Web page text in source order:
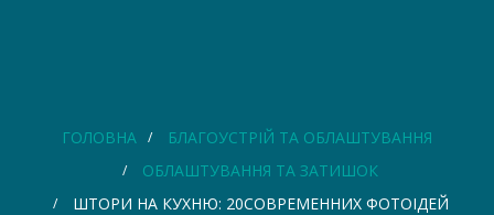
ГОЛОВНА
БЛАГОУСТРІЙ ТА ОБЛАШТУВАННЯ
ОБЛАШТУВАННЯ ТА ЗАТИШОК
ШТОРИ НА КУХНЮ: 20СОВРЕМЕННИХ ФОТОІДЕЙ